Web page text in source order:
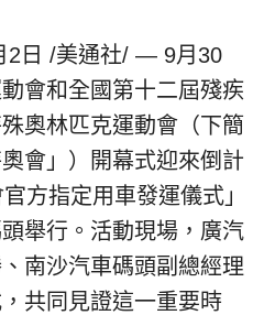
2日 /美通社/ — 9月30
會和全國第十二屆殘疾
奧林匹克運動會（下簡
會」）開幕式迎來倒計
方指定用車發運儀式」
舉行。活動現場，廣汽
南沙汽車碼頭副總經理
共同見證這一重要時